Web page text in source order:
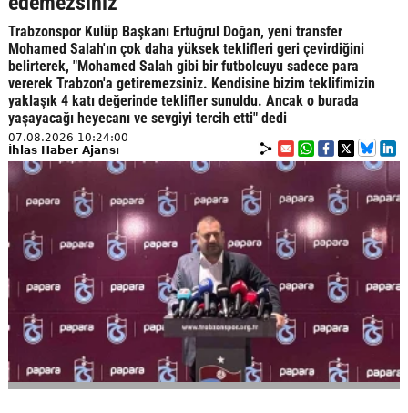
Trabzonspor Kulüp Başkanı Ertuğrul Doğan, yeni transfer
Mohamed Salah'ın çok daha yüksek teklifleri geri çevirdiğini
belirterek, "Mohamed Salah gibi bir futbolcuyu sadece para
vererek Trabzon'a getiremezsiniz. Kendisine bizim teklifimizin
yaklaşık 4 katı değerinde teklifler sunuldu. Ancak o burada
yaşayacağı heyecanı ve sevgiyi tercih etti" dedi
07.08.2026 10:24:00
İhlas Haber Ajansı